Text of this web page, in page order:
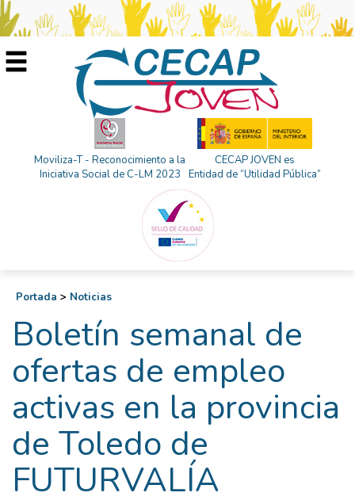
Moviliza-T - Reconocimiento a la
Iniciativa Social de C-LM 2023
CECAP JOVEN es
Entidad de “Utilidad Pública”
Portada > Noticias
Boletín semanal de
ofertas de empleo
activas en la provincia
de Toledo de
FUTURVALÍA